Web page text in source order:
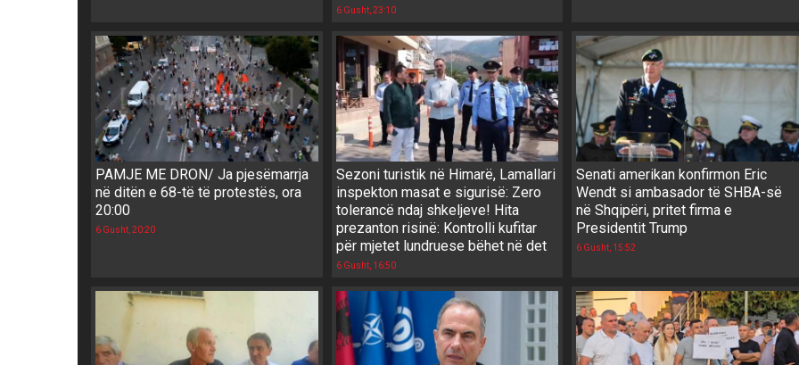
6 Gusht, 23:10
PAMJE ME DRON/ Ja pjesëmarrja
në ditën e 68-të të protestës, ora
20:00
6 Gusht, 20:20
Sezoni turistik në Himarë, Lamallari
inspekton masat e sigurisë: Zero
tolerancë ndaj shkeljeve! Hita
prezanton risinë: Kontrolli kufitar
për mjetet lundruese bëhet në det
6 Gusht, 16:50
Senati amerikan konfirmon Eric
Wendt si ambasador të SHBA-së
në Shqipëri, pritet firma e
Presidentit Trump
6 Gusht, 15:52